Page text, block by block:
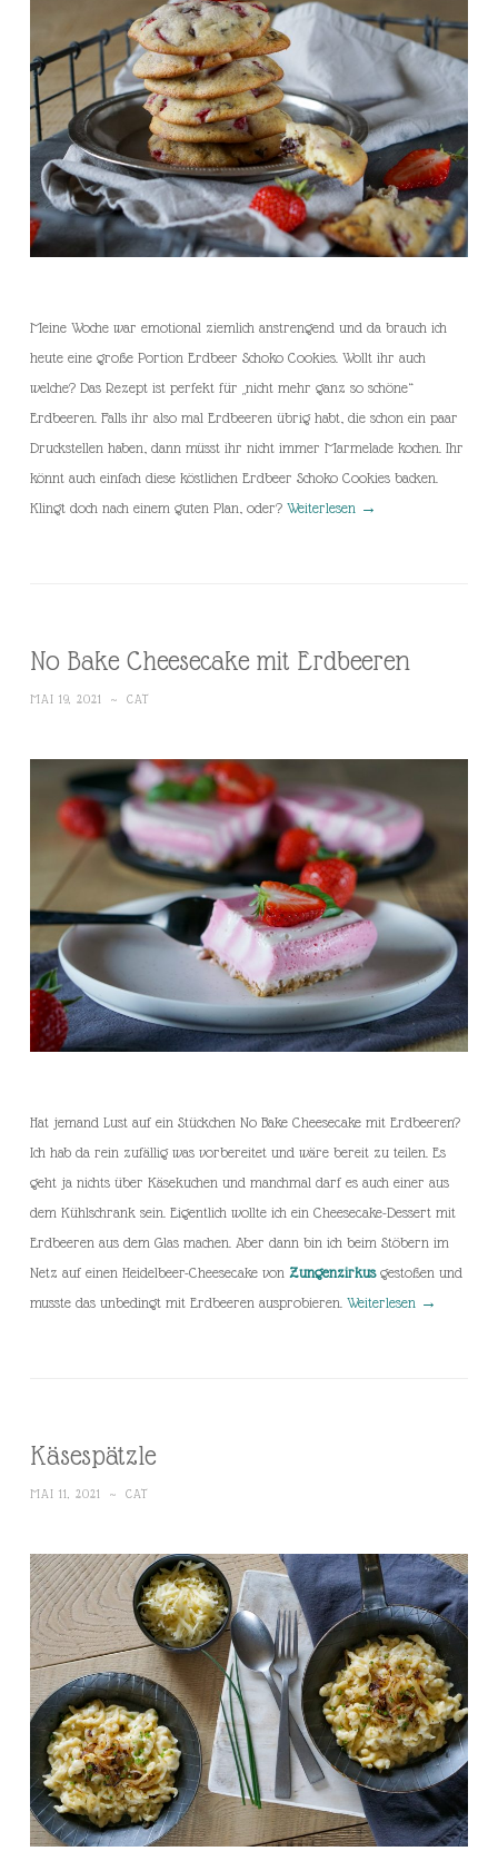
Meine Woche war emotional ziemlich anstrengend und da brauch ich
heute eine große Portion Erdbeer Schoko Cookies. Wollt ihr auch
welche? Das Rezept ist perfekt für „nicht mehr ganz so schöne“
Erdbeeren. Falls ihr also mal Erdbeeren übrig habt, die schon ein paar
Druckstellen haben, dann müsst ihr nicht immer Marmelade kochen. Ihr
könnt auch einfach diese köstlichen Erdbeer Schoko Cookies backen.
Klingt doch nach einem guten Plan, oder? Weiterlesen →
No Bake Cheesecake mit Erdbeeren
MAI 19, 2021 ~ CAT
Hat jemand Lust auf ein Stückchen No Bake Cheesecake mit Erdbeeren?
Ich hab da rein zufällig was vorbereitet und wäre bereit zu teilen. Es
geht ja nichts über Käsekuchen und manchmal darf es auch einer aus
dem Kühlschrank sein. Eigentlich wollte ich ein Cheesecake-Dessert mit
Erdbeeren aus dem Glas machen. Aber dann bin ich beim Stöbern im
Netz auf einen Heidelbeer-Cheesecake von Zungenzirkusgestoßen und
musste das unbedingt mit Erdbeeren ausprobieren. Weiterlesen →
Käsespätzle
MAI 11, 2021 ~ CAT